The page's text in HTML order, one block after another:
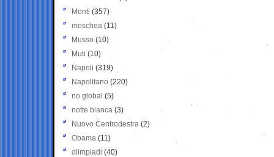
Monti (357)
moschea (11)
Musso (10)
Muti (10)
Napoli (319)
Napolitano (220)
no global (5)
notte bianca (3)
Nuovo Centrodestra (2)
Obama (11)
olimpiadi (40)